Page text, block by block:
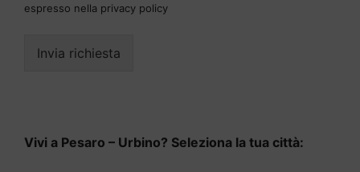
espresso nella privacy policy
Invia richiesta
Vivi a Pesaro – Urbino? Seleziona la tua città: